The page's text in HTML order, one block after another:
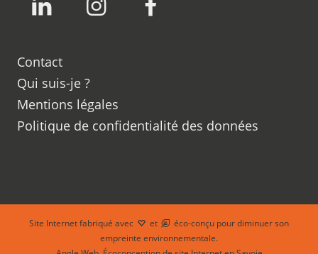
Contact
Qui suis-je ?
Mentions légales
Politique de confidentialité des données
Site Internet fabriqué avec et
éco-conçu pour diminuer son
empreinte environnementale.